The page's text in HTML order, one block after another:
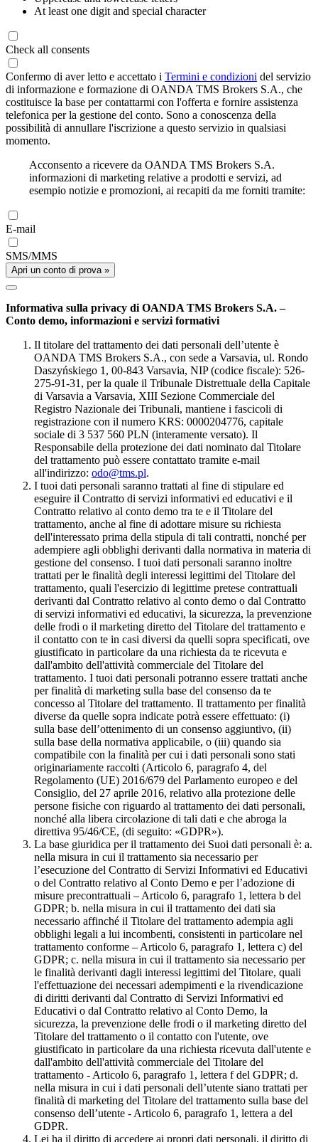
At least one digit and special character
Check all consents
Confermo di aver letto e accettato i Termini e condizioni del servizio
di informazione e formazione di OANDA TMS Brokers S.A., che
costituisce la base per contattarmi con l'offerta e fornire assistenza
telefonica per la gestione del conto. Sono a conoscenza della
possibilità di annullare l'iscrizione a questo servizio in qualsiasi
momento.
Acconsento a ricevere da OANDA TMS Brokers S.A.
informazioni di marketing relative a prodotti e servizi, ad
esempio notizie e promozioni, ai recapiti da me forniti tramite:
E-mail
SMS/MMS
Apri un conto di prova »
Informativa sulla privacy di OANDA TMS Brokers S.A. –
Conto demo, informazioni e servizi formativi
Il titolare del trattamento dei dati personali dell’utente è
OANDA TMS Brokers S.A., con sede a Varsavia, ul. Rondo
Daszyńskiego 1, 00-843 Varsavia, NIP (codice fiscale): 526-
275-91-31, per la quale il Tribunale Distrettuale della Capitale
di Varsavia a Varsavia, XIII Sezione Commerciale del
Registro Nazionale dei Tribunali, mantiene i fascicoli di
registrazione con il numero KRS: 0000204776, capitale
sociale di 3 537 560 PLN (interamente versato). Il
Responsabile della protezione dei dati nominato dal Titolare
del trattamento può essere contattato tramite e-mail
all'indirizzo: odo@tms.pl.
I tuoi dati personali saranno trattati al fine di stipulare ed
eseguire il Contratto di servizi informativi ed educativi e il
Contratto relativo al conto demo tra te e il Titolare del
trattamento, anche al fine di adottare misure su richiesta
dell'interessato prima della stipula di tali contratti, nonché per
adempiere agli obblighi derivanti dalla normativa in materia di
gestione del consenso. I tuoi dati personali saranno inoltre
trattati per le finalità degli interessi legittimi del Titolare del
trattamento, quali l'esercizio di legittime pretese contrattuali
derivanti dal Contratto relativo al conto demo o dal Contratto
di servizi informativi ed educativi, la sicurezza, la prevenzione
delle frodi o il marketing diretto del Titolare del trattamento e
il contatto con te in casi diversi da quelli sopra specificati, ove
giustificato in particolare da una richiesta da te ricevuta e
dall'ambito dell'attività commerciale del Titolare del
trattamento. I tuoi dati personali potranno essere trattati anche
per finalità di marketing sulla base del consenso da te
concesso al Titolare del trattamento. Il trattamento per finalità
diverse da quelle sopra indicate potrà essere effettuato: (i)
sulla base dell’ottenimento di un consenso aggiuntivo, (ii)
sulla base della normativa applicabile, o (iii) quando sia
compatibile con la finalità per cui i dati personali sono stati
originariamente raccolti (Articolo 6, paragrafo 4, del
Regolamento (UE) 2016/679 del Parlamento europeo e del
Consiglio, del 27 aprile 2016, relativo alla protezione delle
persone fisiche con riguardo al trattamento dei dati personali,
nonché alla libera circolazione di tali dati e che abroga la
direttiva 95/46/CE, (di seguito: «GDPR»).
La base giuridica per il trattamento dei Suoi dati personali è: a.
nella misura in cui il trattamento sia necessario per
l’esecuzione del Contratto di Servizi Informativi ed Educativi
o del Contratto relativo al Conto Demo e per l’adozione di
misure precontrattuali – Articolo 6, paragrafo 1, lettera b del
GDPR; b. nella misura in cui il trattamento dei dati sia
necessario affinché il Titolare del trattamento adempia agli
obblighi legali a lui incombenti, consistenti in particolare nel
trattamento conforme – Articolo 6, paragrafo 1, lettera c) del
GDPR; c. nella misura in cui il trattamento sia necessario per
le finalità derivanti dagli interessi legittimi del Titolare, quali
l'effettuazione dei necessari adempimenti e la rivendicazione
di diritti derivanti dal Contratto di Servizi Informativi ed
Educativi o dal Contratto relativo al Conto Demo, la
sicurezza, la prevenzione delle frodi o il marketing diretto del
Titolare del trattamento o il contatto con l'utente, ove
giustificato in particolare da una richiesta ricevuta dall'utente e
dall'ambito dell'attività commerciale del Titolare del
trattamento - Articolo 6, paragrafo 1, lettera f del GDPR; d.
nella misura in cui i dati personali dell’utente siano trattati per
finalità di marketing del Titolare del trattamento sulla base del
consenso dell’utente - Articolo 6, paragrafo 1, lettera a del
GDPR.
Lei ha il diritto di accedere ai propri dati personali, il diritto di